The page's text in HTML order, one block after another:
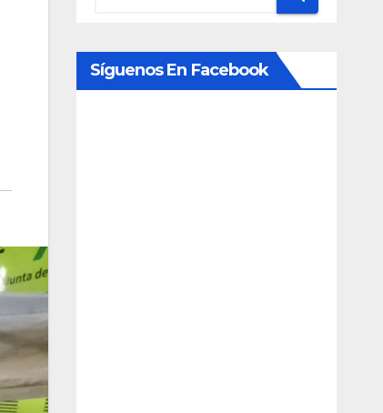
Síguenos En Facebook